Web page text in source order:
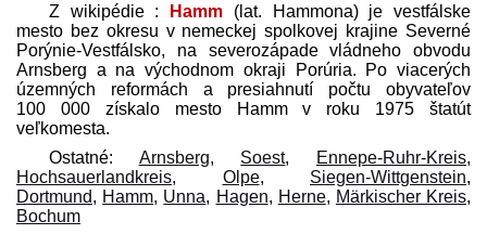
Z wikipédie : Hamm (lat. Hammona) je vestfálske
mesto bez okresu v nemeckej spolkovej krajine Severné
Porýnie-Vestfálsko, na severozápade vládneho obvodu
Arnsberg a na východnom okraji Porúria. Po viacerých
územných reformách a presiahnutí počtu obyvateľov
100 000 získalo mesto Hamm v roku 1975 štatút
veľkomesta.
Ostatné: Arnsberg, Soest, Ennepe-Ruhr-Kreis,
Hochsauerlandkreis, Olpe, Siegen-Wittgenstein,
Dortmund, Hamm, Unna, Hagen, Herne, Märkischer Kreis,
Bochum